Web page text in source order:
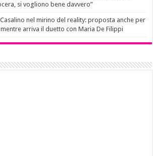
si vogliono bene davvero”
nel mirino del reality: proposta anche per
arriva il duetto con Maria De Filippi